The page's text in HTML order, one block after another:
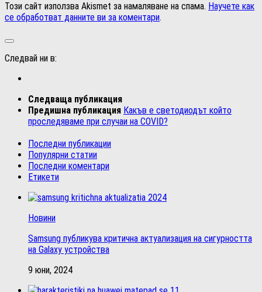
Този сайт използва Akismet за намаляване на спама. Научете как
се обработват данните ви за коментари.
Следвай ни в:
Следваща публикация
Предишна публикация Какъв е светодиодът който
проследяваме при случаи на COVID?
Последни публикации
Популярни статии
Последни коментари
Етикети
Новини
Samsung публикува критична актуализация на сигурността
на Galaxy устройства
9 юни, 2024